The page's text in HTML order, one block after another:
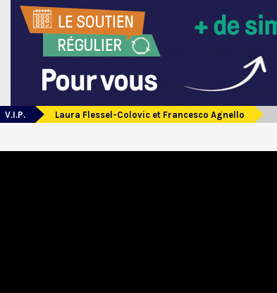
V.I.P. Laura Flessel-Colovic et Francesco Agnello